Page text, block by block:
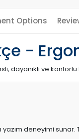
Options
-
dayanıklı ve
deneyimi sunar.